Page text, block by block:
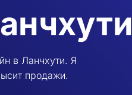
в Ланчхути. Я
продажи.